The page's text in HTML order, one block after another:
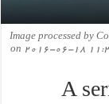
Image processed by
on 2016-06-18
A